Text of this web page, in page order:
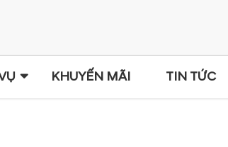
KHUYẾN MÃI TIN TỨC